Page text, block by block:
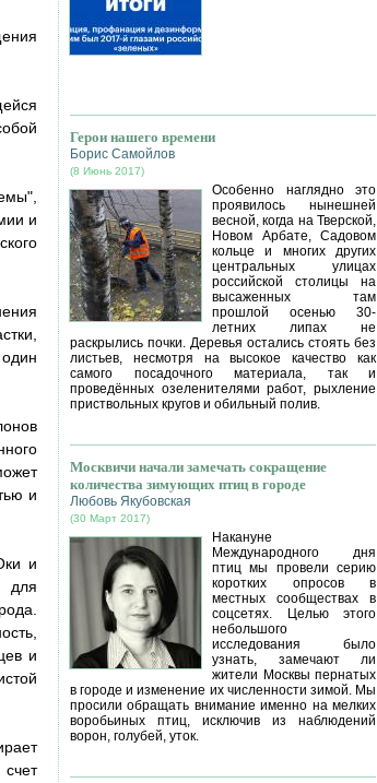
и
и
и
для
и
Герои нашего времени
Борис Самойлов
(8 Июнь 2017)
Особенно наглядно это
проявилось нынешней
весной, когда на Тверской,
Новом Арбате, Садовом
кольце и многих других
центральных улицах
российской столицы на
высаженных там
прошлой осенью 30-
летних липах не
раскрылись почки. Деревья остались стоять без
листьев, несмотря на высокое качество как
самого посадочного материала, так и
проведённых озеленителями работ, рыхление
приствольных кругов и обильный полив.
Москвичи начали замечать сокращение
количества зимующих птиц в городе
Любовь Якубовская
(30 Март 2017)
Накануне
Международного дня
птиц мы провели серию
коротких опросов в
местных сообществах в
соцсетях. Целью этого
небольшого
исследования было
узнать, замечают ли
жители Москвы пернатых
в городе и изменение их численности зимой. Мы
просили обращать внимание именно на мелких
воробьиных птиц, исключив из наблюдений
ворон, голубей, уток.